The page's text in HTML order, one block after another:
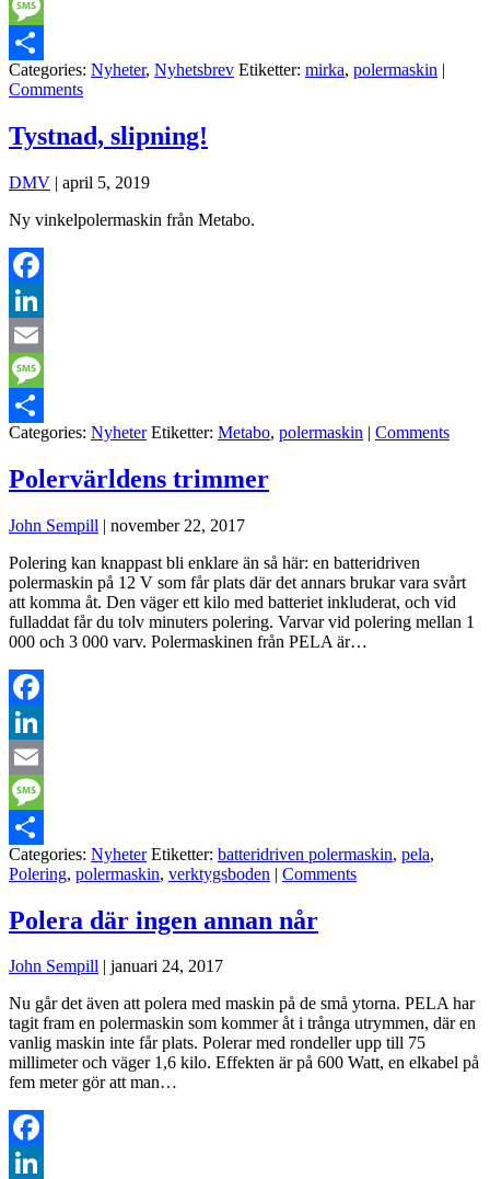
Email
Message
Dela
Categories: Nyheter, Nyhetsbrev Etiketter: mirka, polermaskin |
Comments
Tystnad, slipning!
DMV | april 5, 2019
Ny vinkelpolermaskin från Metabo.
Facebook
LinkedIn
Email
Message
Dela
Categories: Nyheter Etiketter: Metabo, polermaskin | Comments
Polervärldens trimmer
John Sempill | november 22, 2017
Polering kan knappast bli enklare än så här: en batteridriven
polermaskin på 12 V som får plats där det annars brukar vara svårt
att komma åt. Den väger ett kilo med batteriet inkluderat, och vid
fulladdat får du tolv minuters polering. Varvar vid polering mellan 1
000 och 3 000 varv. Polermaskinen från PELA är…
Facebook
LinkedIn
Email
Message
Dela
Categories: Nyheter Etiketter: batteridriven polermaskin, pela,
Polering, polermaskin, verktygsboden | Comments
Polera där ingen annan når
John Sempill | januari 24, 2017
Nu går det även att polera med maskin på de små ytorna. PELA har
tagit fram en polermaskin som kommer åt i trånga utrymmen, där en
vanlig maskin inte får plats. Polerar med rondeller upp till 75
millimeter och väger 1,6 kilo. Effekten är på 600 Watt, en elkabel på
fem meter gör att man…
Facebook